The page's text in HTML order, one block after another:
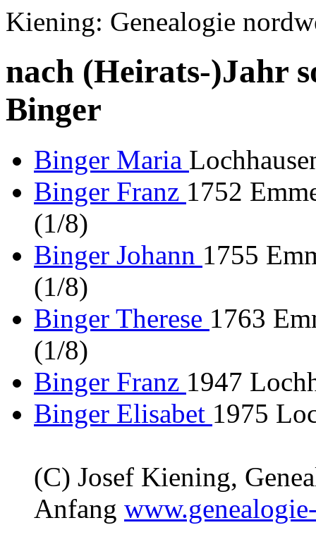
Kiening: Genealogie
nach (Heirats-)Jahr
Binger
Binger Maria
Binger Franz 1752
(1/8)
Binger Johann 1755
(1/8)
Binger Therese 1763
(1/8)
Binger Franz 1947
Binger Elisabet 1975
(C) Josef Kiening,
Anfang